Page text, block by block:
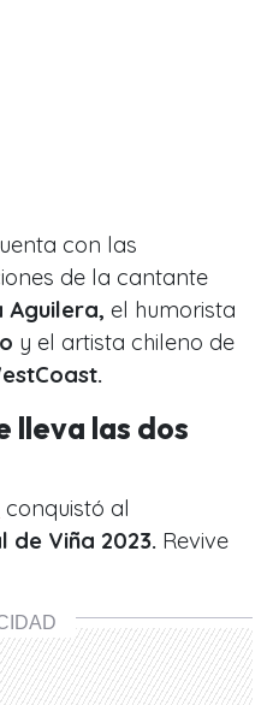
con las
de la cantante
Aguilera, el humorista
y el artista chileno de
lleva las dos
conquistó al
de Viña 2023. Revive